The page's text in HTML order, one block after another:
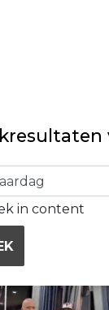
in content